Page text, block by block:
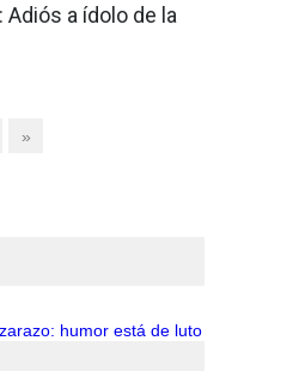
a ídolo de la
»